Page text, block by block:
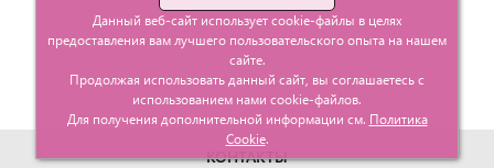
КОНТАКТЫ
Данный веб-сайт использует cookie-файлы в целях
предоставления вам лучшего пользовательского опыта на нашем
сайте.
Продолжая использовать данный сайт, вы соглашаетесь с
использованием нами cookie-файлов.
Для получения дополнительной информации см. Политика
Cookie.